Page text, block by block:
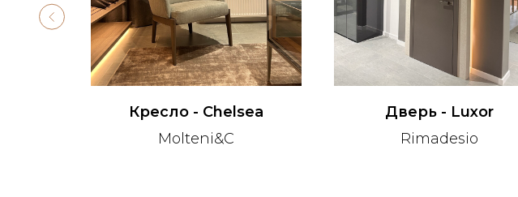
Кресло - Chelsea
Molteni&C
Дверь - Luxor
Rimadesio